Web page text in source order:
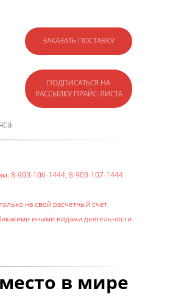
ЗАКАЗАТЬ ПОСТАВКУ
ПОДПИСАТЬСЯ НА
РАССЫЛКУ ПРАЙС-ЛИСТА
8-903-106-1444, 8-903-107-1444.
на свой расчетный счет.
иными видами деятельности
в мире